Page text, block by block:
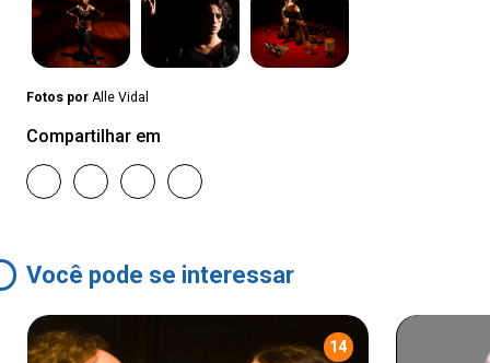
Fotos por Alle Vidal
Compartilhar em
Você pode se interessar
14